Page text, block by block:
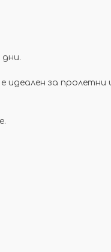
дни.
идеален за пролетни